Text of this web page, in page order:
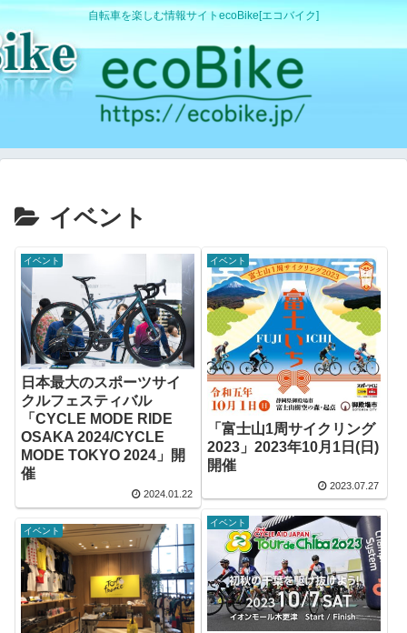
自転車を楽しむ情報サイトecoBike[エコバイク]
イベント
イベント
日本最大のスポーツサイ
クルフェスティバル
「CYCLE MODE RIDE
OSAKA 2024/CYCLE
MODE TOKYO 2024」開
催
2024.01.22
イベント
「富士山1周サイクリング
2023」2023年10月1日(日)
開催
2023.07.27
イベント
イベント